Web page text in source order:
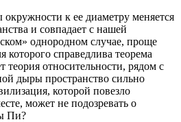
к ее диаметру меняется
и совпадает с нашей
однородном случае, проще
которого справедлива теорема
теория относительности, рядом с
дыры пространство сильно
которой повезло
может не подозревать о
Пи?